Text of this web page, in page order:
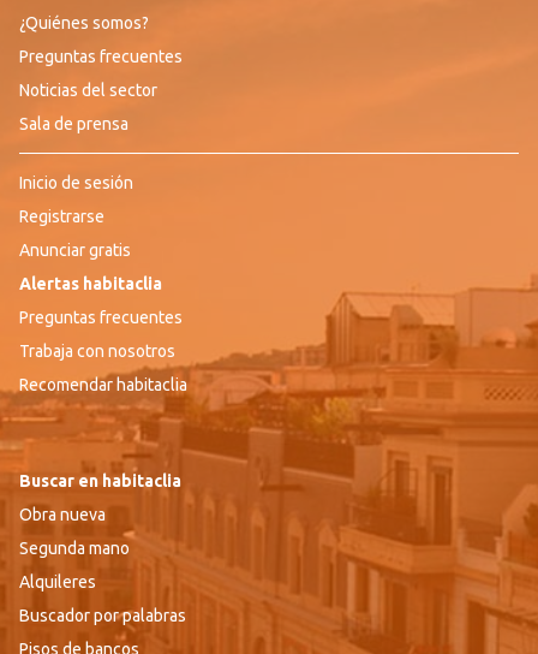
¿Quiénes somos?
Preguntas frecuentes
Noticias del sector
Sala de prensa
Inicio de sesión
Registrarse
Anunciar gratis
Alertas habitaclia
Preguntas frecuentes
Trabaja con nosotros
Recomendar habitaclia
Buscar en habitaclia
Obra nueva
Segunda mano
Alquileres
Buscador por palabras
Pisos de bancos